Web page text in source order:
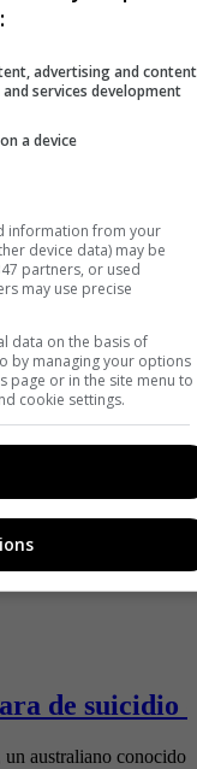
el infame
a vehículo.
por efecto
registrada en
perrito pasó y lo
de suicidio
australiano conocido
advertising and content
services development
a device
information from your
device data) may be
partners, or used
may use precise
data on the basis of
by managing your options
page or in the site menu to
cookie settings.